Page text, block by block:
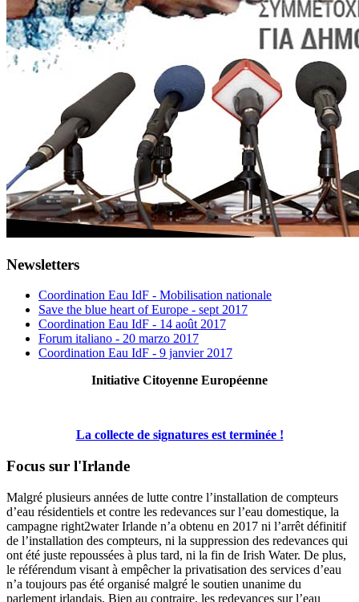
Newsletters
Coordination Eau IdF - Mobilisation nationale
Save the blue heart of Europe - sept 2017
Coordination Eau IdF - 14 août 2017
Forum italiano - 20 marzo 2017
Coordination Eau IdF - 9 janvier 2017
Initiative Citoyenne Européenne
La collecte de signatures est terminée !
Focus sur l'Irlande
Malgré plusieurs années de lutte contre l’installation de compteurs
d’eau résidentiels et contre les redevances sur l’eau domestique, la
campagne right2water Irlande n’a obtenu en 2017 ni l’arrêt définitif
de l’installation des compteurs, ni la suppression des redevances qui
ont été juste repoussées à plus tard, ni la fin de Irish Water. De plus,
le référendum visant à empêcher la privatisation des services d’eau
n’a toujours pas été organisé malgré le soutien unanime du
parlement irlandais. Bien au contraire, les redevances sur l’eau